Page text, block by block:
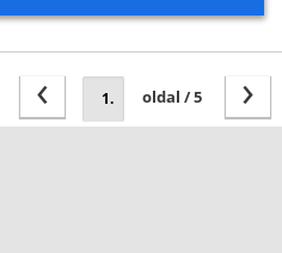
›
oldal / 5
‹